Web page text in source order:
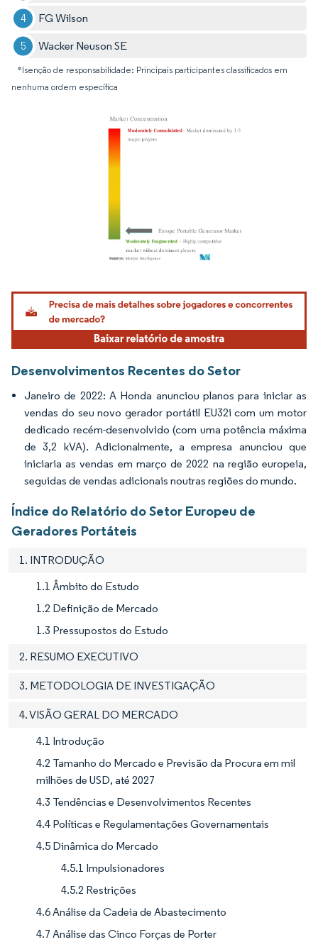
FG Wilson
Wacker Neuson SE
*Isenção de responsabilidade: Principais participantes classificados em
nenhuma ordem específica
Imagem © Mordor Intelligence. O reuso requer atribuição conforme CC BY 4.0.
Desenvolvimentos Recentes do Setor
Janeiro de 2022: A Honda anunciou planos para iniciar as
vendas do seu novo gerador portátil EU32i com um motor
dedicado recém-desenvolvido (com uma potência máxima
de 3,2 kVA). Adicionalmente, a empresa anunciou que
iniciaria as vendas em março de 2022 na região europeia,
seguidas de vendas adicionais noutras regiões do mundo.
Índice do Relatório do Setor Europeu de
Geradores Portáteis
1. INTRODUÇÃO
1.1 Âmbito do Estudo
1.2 Definição de Mercado
1.3 Pressupostos do Estudo
2. RESUMO EXECUTIVO
3. METODOLOGIA DE INVESTIGAÇÃO
4. VISÃO GERAL DO MERCADO
4.1 Introdução
4.2 Tamanho do Mercado e Previsão da Procura em mil
milhões de USD, até 2027
4.3 Tendências e Desenvolvimentos Recentes
4.4 Políticas e Regulamentações Governamentais
4.5 Dinâmica do Mercado
4.5.1 Impulsionadores
4.5.2 Restrições
4.6 Análise da Cadeia de Abastecimento
4.7 Análise das Cinco Forças de Porter